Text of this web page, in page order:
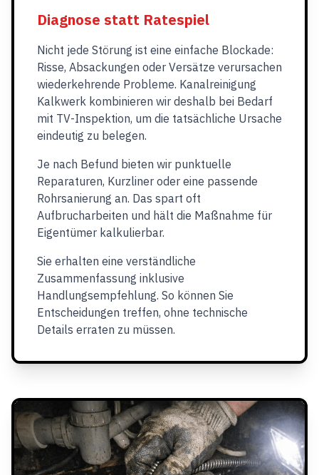
Diagnose statt Ratespiel
Nicht jede Störung ist eine einfache Blockade:
Risse, Absackungen oder Versätze verursachen
wiederkehrende Probleme. Kanalreinigung
Kalkwerk kombinieren wir deshalb bei Bedarf
mit TV-Inspektion, um die tatsächliche Ursache
eindeutig zu belegen.
Je nach Befund bieten wir punktuelle
Reparaturen, Kurzliner oder eine passende
Rohrsanierung an. Das spart oft
Aufbrucharbeiten und hält die Maßnahme für
Eigentümer kalkulierbar.
Sie erhalten eine verständliche
Zusammenfassung inklusive
Handlungsempfehlung. So können Sie
Entscheidungen treffen, ohne technische
Details erraten zu müssen.